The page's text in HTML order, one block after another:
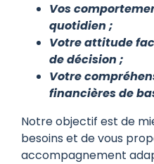
Vos
quotidien ;
Votre attitude
de décision ;
Votre
financières de
Notre objectif est de
besoins et de vous
accompagnement